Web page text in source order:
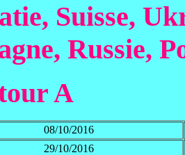
Suisse,
Russie,
A
08/10/2016
29/10/2016